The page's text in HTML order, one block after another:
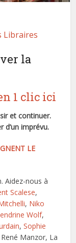
Libraires
la
1 clic ici
et continuer.
d’un imprévu.
LE
Aidez-nous à
Scalese,
, Niko
Wolf,
,Sophie
Manzor, La